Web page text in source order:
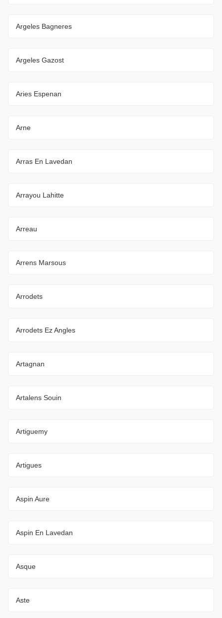
Argeles Bagneres
Argeles Gazost
Aries Espenan
Arne
Arras En Lavedan
Arrayou Lahitte
Arreau
Arrens Marsous
Arrodets
Arrodets Ez Angles
Artagnan
Artalens Souin
Artiguemy
Artigues
Aspin Aure
Aspin En Lavedan
Asque
Aste